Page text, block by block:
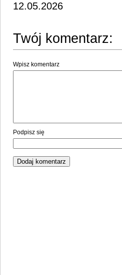
12.05.2026
Twój komentarz:
Wpisz komentarz
Podpisz się